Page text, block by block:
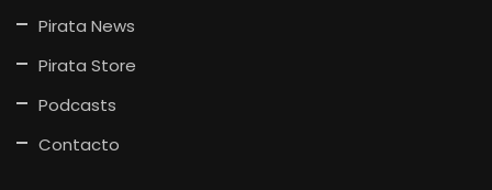
Pirata News
Pirata Store
Podcasts
Contacto